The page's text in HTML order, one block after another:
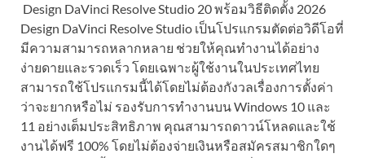
Design DaVinci Resolve Studio 20 พร้อมวิธีติดตั้ง 2026
Design DaVinci Resolve Studio เป็นโปรแกรมตัดต่อวิดีโอที่
มีความสามารถหลากหลาย ช่วยให้คุณทำงานได้อย่าง
ง่ายดายและรวดเร็ว โดยเฉพาะผู้ใช้งานในประเทศไทย
สามารถใช้โปรแกรมนี้ได้โดยไม่ต้องกังวลเรื่องการตั้งค่า
ว่าจะยากหรือไม่ รองรับการทำงานบน Windows 10 และ
11 อย่างเต็มประสิทธิภาพ คุณสามารถดาวน์โหลดและใช้
งานได้ฟรี 100% โดยไม่ต้องจ่ายเงินหรือสมัครสมาชิกใดๆ